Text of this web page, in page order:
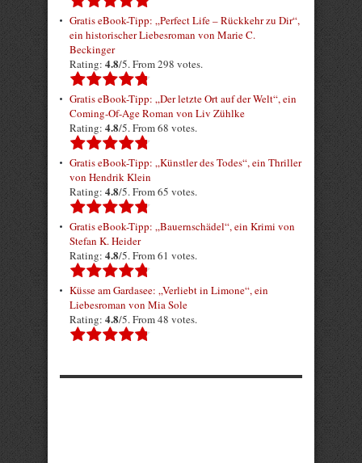
Gratis eBook-Tipp: „Perfect Life – Rückkehr zu Dir“,
ein historischer Liebesroman von Marie C.
Beckinger
Rating: 4.8/5. From 298 votes.
Gratis eBook-Tipp: „Der letzte Ort auf der Welt“, ein
Coming-Of-Age Roman von Liv Zühlke
Rating: 4.8/5. From 68 votes.
Gratis eBook-Tipp: „Künstler des Todes“, ein Thriller
von Hendrik Klein
Rating: 4.8/5. From 65 votes.
Gratis eBook-Tipp: „Bauernschädel“, ein Krimi von
Stefan K. Heider
Rating: 4.8/5. From 61 votes.
Küsse am Gardasee: „Verliebt in Limone“, ein
Liebesroman von Mia Sole
Rating: 4.8/5. From 48 votes.